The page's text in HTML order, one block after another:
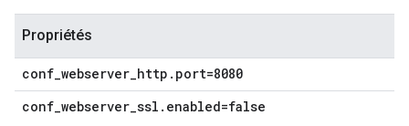
Propriétés
conf_webserver_http.port=8080
conf_webserver_ssl.enabled=false